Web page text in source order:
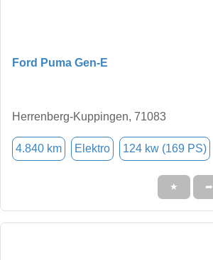
Ford Puma Gen-E
Herrenberg-Kuppingen, 71083
4.840 km Elektro 124 kw (169 PS)
★ ➦